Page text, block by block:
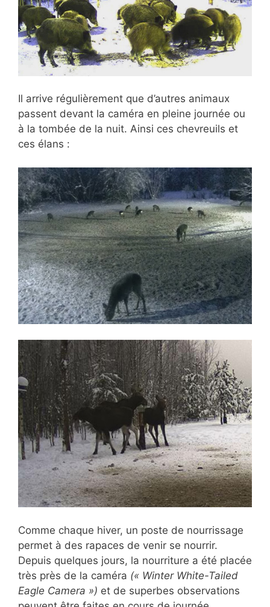
Il arrive régulièrement que d’autres animaux
passent devant la caméra en pleine journée ou
à la tombée de la nuit. Ainsi ces chevreuils et
ces élans :
Comme chaque hiver, un poste de nourrissage
permet à des rapaces de venir se nourrir.
Depuis quelques jours, la nourriture a été placée
très près de la caméra (« Winter White-Tailed
Eagle Camera ») et de superbes observations